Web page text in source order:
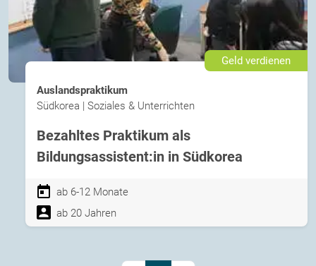
Geld verdienen
Auslandspraktikum
Südkorea | Soziales & Unterrichten
Bezahltes Praktikum als
Bildungsassistent:in in Südkorea
ab 6-12 Monate
ab 20 Jahren